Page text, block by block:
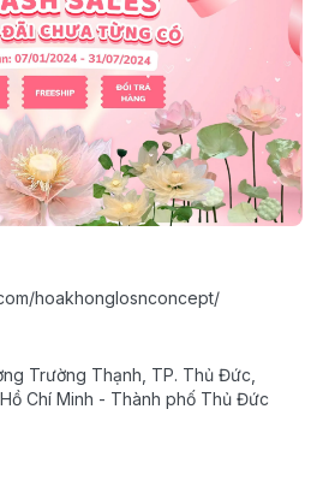
hoakhonglosnconcept/
Trường Thạnh, TP. Thủ Đức,
Chí Minh - Thành phố Thủ Đức